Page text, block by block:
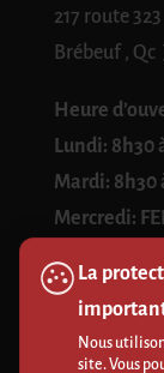
217 route 323
Brébeuf , Qc
Heure
Lundi: 8h30
Mardi: 8h30
Mercredi:
Vendredi:
Politique
La
Nous
site. Vous